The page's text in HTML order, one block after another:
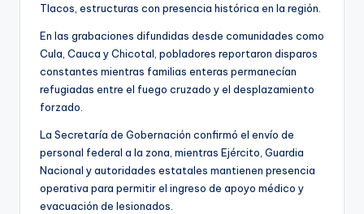
Tlacos, estructuras con presencia histórica en la región.
En las grabaciones difundidas desde comunidades como
Cula, Cauca y Chicotal, pobladores reportaron disparos
constantes mientras familias enteras permanecían
refugiadas entre el fuego cruzado y el desplazamiento
forzado.
La Secretaría de Gobernación confirmó el envío de
personal federal a la zona, mientras Ejército, Guardia
Nacional y autoridades estatales mantienen presencia
operativa para permitir el ingreso de apoyo médico y
evacuación de lesionados.